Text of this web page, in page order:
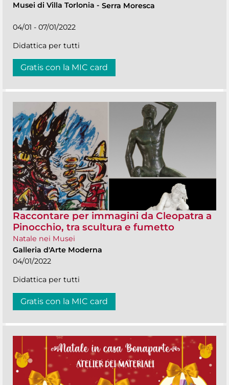
Musei di Villa Torlonia - Serra Moresca
04/01 - 07/01/2022
Didattica per tutti
Gratis con la MIC card
Raccontare per immagini da Cleopatra a
Pinocchio, tra scultura e fumetto
Natale nei Musei
Galleria d'Arte Moderna
04/01/2022
Didattica per tutti
Gratis con la MIC card